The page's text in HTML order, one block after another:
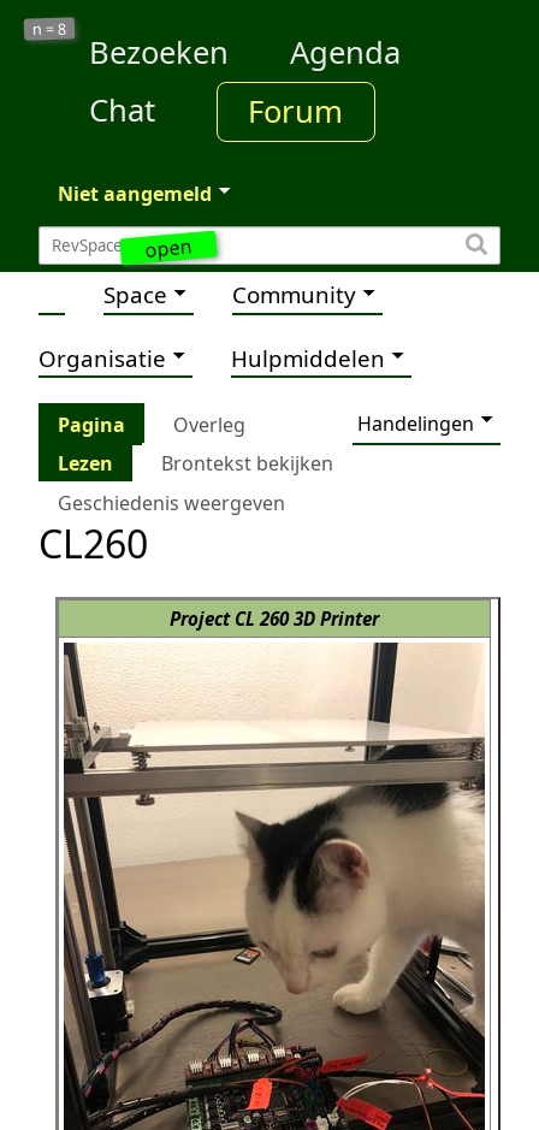
open
n =8
Bezoeken
Agenda
Chat
Forum
Niet aangemeld
Space Community
Organisatie Hulpmiddelen
Pagina Overleg
Handelingen
Lezen
Brontekst bekijken
Geschiedenis weergeven
CL260
Project CL 260 3D Printer